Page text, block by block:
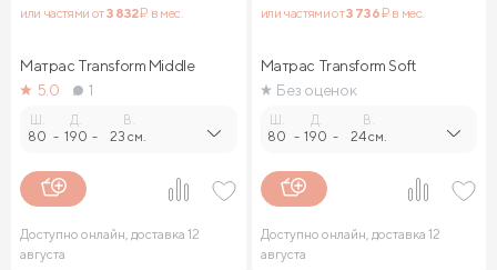
или частями от3 832₽ в мес.
Матрас Transform Middle
5.0
1
80 -
Д.
190 -
В.
23 см.
Доступно онлайн, доставка 12
августа
или частями от3 736₽ в мес.
Матрас Transform Soft
Без оценок
80 -
Д.
190 -
В.
24 см.
Доступно онлайн, доставка 12
августа